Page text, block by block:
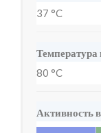
37 °C
80 °C
Активность